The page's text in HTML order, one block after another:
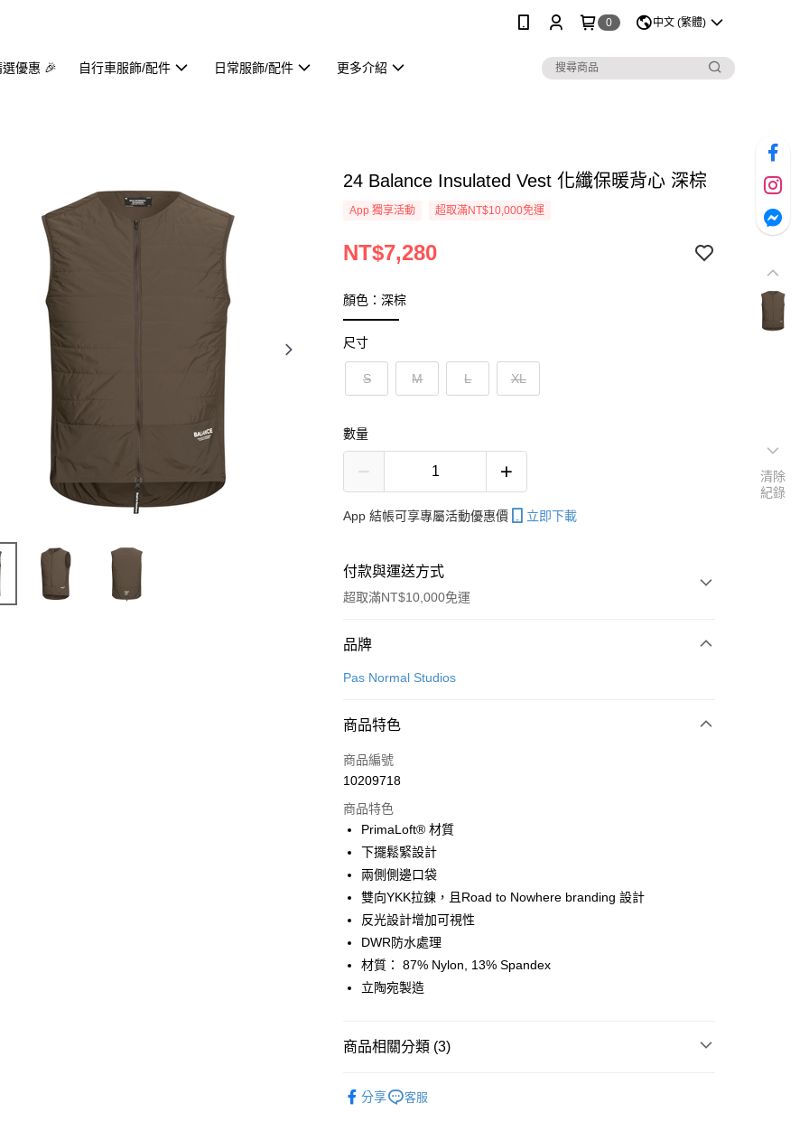
0 中文 (繁體)
優惠 🎉 自行車服飾/配件 日常服飾/配件 更多介紹
24 Balance Insulated Vest 化纖保暖背心 深棕
App 獨享活動 超取滿NT$10,000免運
NT$7,280
顏色：深棕
尺寸
S M L XL
數量
App 結帳可享專屬活動優惠價 立即下載
付款與運送方式
超取滿NT$10,000免運
付款方式
信用卡一次付款
Apple Pay
Google Pay
運送方式
全家店到店
每筆NT$80，滿NT$10,000(含以上)免運費
付款後全家取貨
每筆NT$80，滿NT$10,000(含以上)免運費
每筆NT$80，滿NT$10,000(含以上)免運費
每筆NT$80，滿NT$10,000(含以上)免運費
品牌
Pas Normal Studios
商品特色
商品編號
10209718
商品特色
PrimaLoft® 材質
下擺鬆緊設計
兩側側邊口袋
雙向YKK拉鍊，且Road to Nowhere branding 設計
反光設計增加可視性
DWR防水處理
材質： 87% Nylon, 13% Spandex
立陶宛製造
商品相關分類 (3)
分享 客服
清除
紀錄